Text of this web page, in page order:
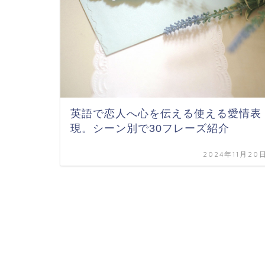
英語で恋人へ心を伝える使える愛情表
現。シーン別で30フレーズ紹介
2024年11月20